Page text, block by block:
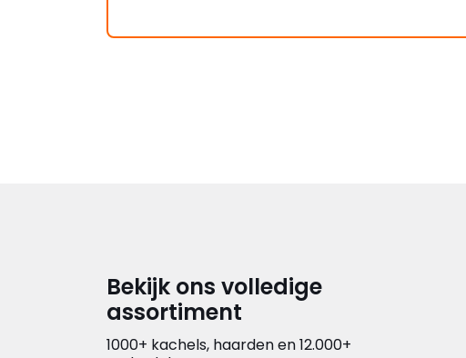
Bekijk ons volledige
assortiment
1000+ kachels, haarden en 12.000+